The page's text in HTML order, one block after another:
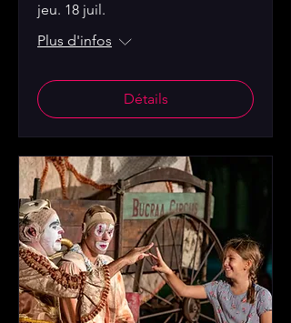
jeu. 18 juil.
Plus d'infos
Détails